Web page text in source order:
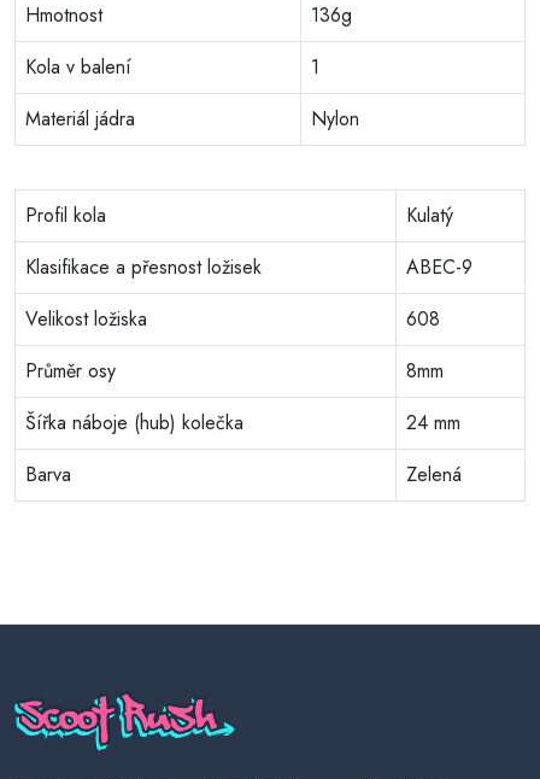
Hmotnost
136g
Kola v balení
1
Materiál jádra
Nylon
Profil kola
Kulatý
Klasifikace a přesnost ložisek
ABEC-9
Velikost ložiska
608
Průměr osy
8mm
Šířka náboje (hub) kolečka
24 mm
Barva
Zelená